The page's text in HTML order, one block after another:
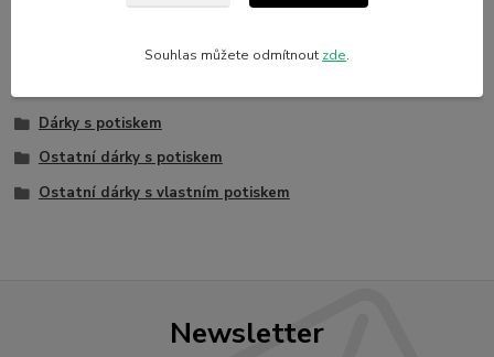
Dárky s potiskem
Ostatní dárky s potiskem
Ostatní dárky s vlastním potiskem
Newsletter
Souhlas můžete odmítnout zde.